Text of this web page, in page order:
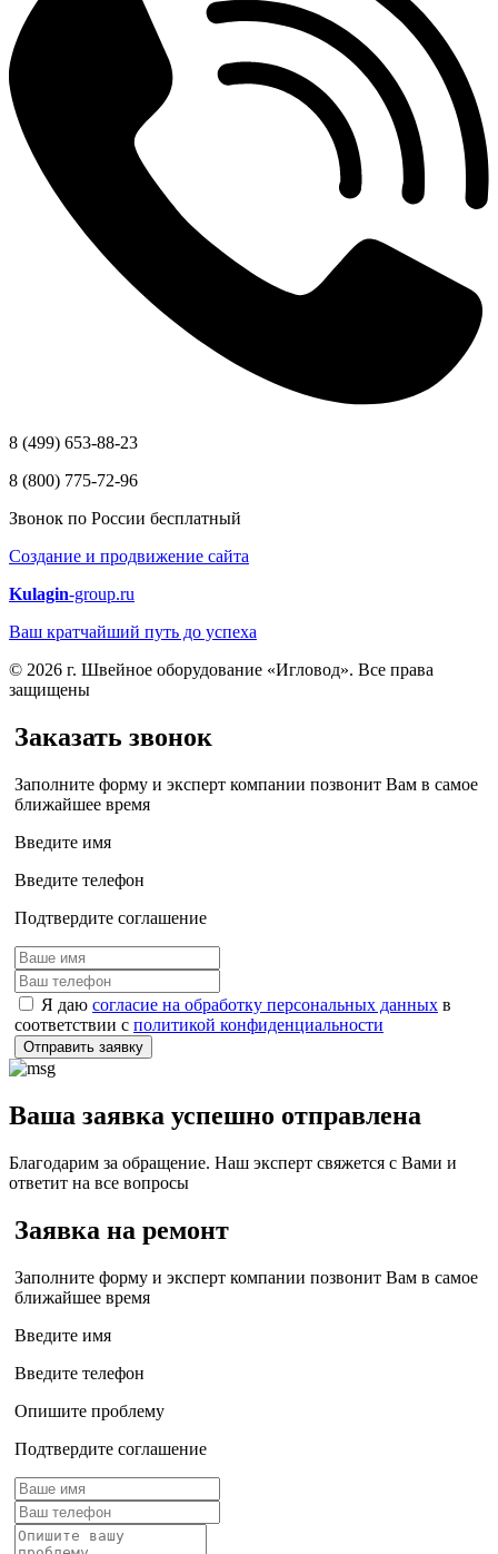
8 (499) 653-88-23
8 (800) 775-72-96
Звонок по России бесплатный
Создание и продвижение сайта
Kulagin-group.ru
Ваш кратчайший путь до успеха
© 2026 г. Швейное оборудование «Игловод». Все права
защищены
Заказать звонок
Заполните форму и эксперт компании позвонит Вам в самое
ближайшее время
Введите имя
Введите телефон
Подтвердите соглашение
Я даю согласие на обработку персональных данных в
соответствии с политикой конфиденциальности
Отправить заявку
Ваша заявка успешно отправлена
Благодарим за обращение. Наш эксперт свяжется с Вами и
ответит на все вопросы
Заявка на ремонт
Заполните форму и эксперт компании позвонит Вам в самое
ближайшее время
Введите имя
Введите телефон
Опишите проблему
Подтвердите соглашение